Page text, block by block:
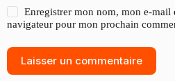
Enregistrer mon nom, mon e-mail
navigateur pour mon prochain
Laisser un commentaire